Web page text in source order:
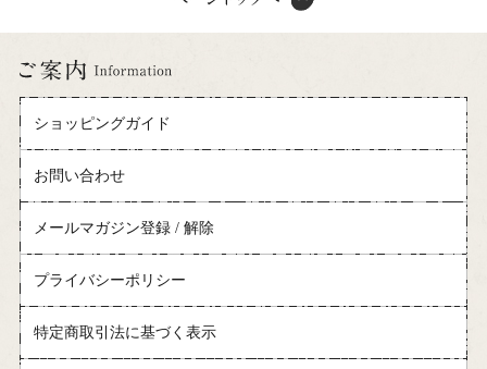
ショッピングガイド
お問い合わせ
メールマガジン登録 / 解除
プライバシーポリシー
特定商取引法に基づく表示